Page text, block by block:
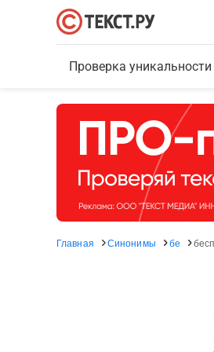
Проверка уникальности
Главная Синонимы бе